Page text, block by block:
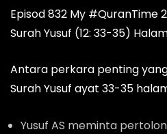
Episod 832 My #QuranTime
Surah Yusuf (12: 33-35)
Antara perkara penting
Surah Yusuf ayat 33-35
Yusuf AS meminta